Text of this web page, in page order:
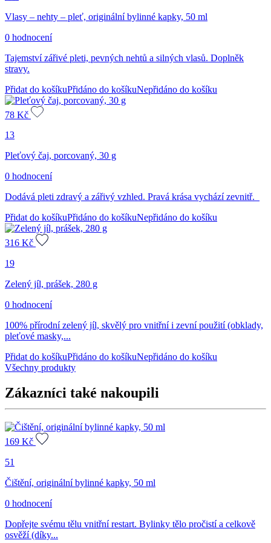
Vlasy – nehty – pleť, originální bylinné kapky, 50 ml
0 hodnocení
Tajemství zářivé pleti, pevných nehtů a silných vlasů. Doplněk
stravy.
Přidat do košíkuPřidáno do košíkuNepřidáno do košíku
78 Kč
13
Pleťový čaj, porcovaný, 30 g
0 hodnocení
Dodává pleti zdravý a zářivý vzhled. Pravá krása vychází zevnitř.
Přidat do košíkuPřidáno do košíkuNepřidáno do košíku
316 Kč
19
Zelený jíl, prášek, 280 g
0 hodnocení
100% přírodní zelený jíl, skvělý pro vnitřní i zevní použití (obklady,
pleťové masky,...
Přidat do košíkuPřidáno do košíkuNepřidáno do košíku
Všechny produkty
Zákazníci také nakoupili
169 Kč
51
Čištění, originální bylinné kapky, 50 ml
0 hodnocení
Dopřejte svému tělu vnitřní restart. Bylinky tělo pročistí a celkově
osvěží (díky...